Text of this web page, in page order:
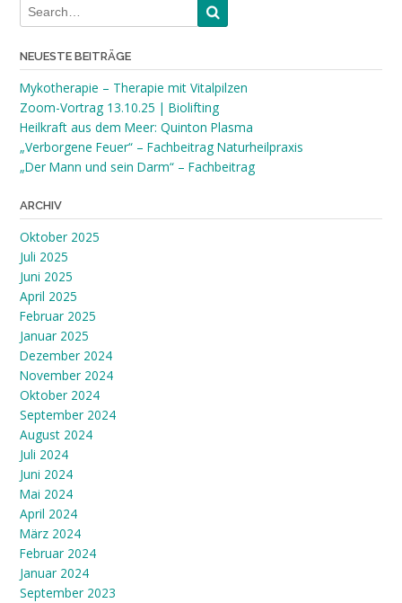
NEUESTE BEITRÄGE
Mykotherapie – Therapie mit Vitalpilzen
Zoom-Vortrag 13.10.25 | Biolifting
Heilkraft aus dem Meer: Quinton Plasma
„Verborgene Feuer“ – Fachbeitrag Naturheilpraxis
„Der Mann und sein Darm“ – Fachbeitrag
ARCHIV
Oktober 2025
Juli 2025
Juni 2025
April 2025
Februar 2025
Januar 2025
Dezember 2024
November 2024
Oktober 2024
September 2024
August 2024
Juli 2024
Juni 2024
Mai 2024
April 2024
März 2024
Februar 2024
Januar 2024
September 2023